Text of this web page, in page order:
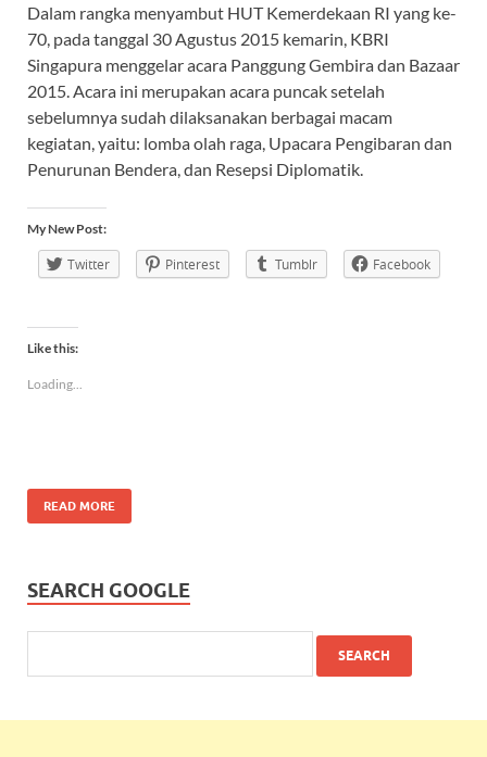
Dalam rangka menyambut HUT Kemerdekaan RI yang ke-
70, pada tanggal 30 Agustus 2015 kemarin, KBRI
Singapura menggelar acara Panggung Gembira dan Bazaar
2015. Acara ini merupakan acara puncak setelah
sebelumnya sudah dilaksanakan berbagai macam
kegiatan, yaitu: lomba olah raga, Upacara Pengibaran dan
Penurunan Bendera, dan Resepsi Diplomatik.
My New Post:
Twitter Pinterest Tumblr Facebook
Like this:
Loading...
READ MORE
SEARCH GOOGLE